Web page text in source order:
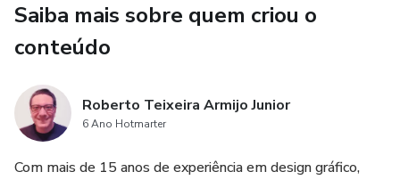
Saiba mais sobre quem criou o
conteúdo
Roberto Teixeira Armijo Junior
6 Ano Hotmarter
Com mais de 15 anos de experiência em design gráfico,